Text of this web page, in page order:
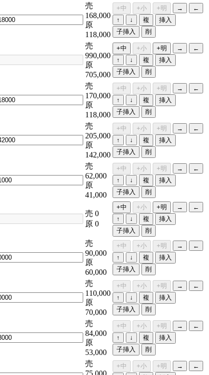
売
168,000
原
118,000
+中 +小 +明 →
←
↑
↓ 複
挿入
子挿入
削
売
990,000
原
705,000
+中 +小 +明 →
←
↑
↓ 複
挿入
子挿入
削
売
170,000
原
118,000
+中 +小 +明 →
←
↑
↓ 複
挿入
子挿入
削
売
205,000
原
142,000
+中 +小 +明 →
←
↑
↓ 複
挿入
子挿入
削
売
62,000
原
41,000
+中 +小 +明 →
←
↑
↓ 複
挿入
子挿入
削
売 0
原 0
+中 +小 +明 →
←
↑
↓ 複
挿入
子挿入
削
売
90,000
原
60,000
+中 +小 +明 →
←
↑
↓ 複
挿入
子挿入
削
売
110,000
原
70,000
+中 +小 +明 →
←
↑
↓ 複
挿入
子挿入
削
売
84,000
原
53,000
+中 +小 +明 →
←
↑
↓ 複
挿入
子挿入
削
売
75,000
+中 +小 +明 →
←